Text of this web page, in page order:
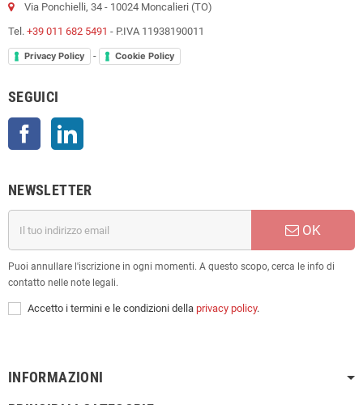
Via Ponchielli, 34 - 10024 Moncalieri (TO)
Tel. +39 011 682 5491 - P.IVA 11938190011
Privacy Policy - Cookie Policy
SEGUICI
Facebook
NEWSLETTER
OK
Puoi annullare l'iscrizione in ogni momenti. A questo scopo, cerca le info di
contatto nelle note legali.
Accetto i termini e le condizioni della privacy policy.
INFORMAZIONI